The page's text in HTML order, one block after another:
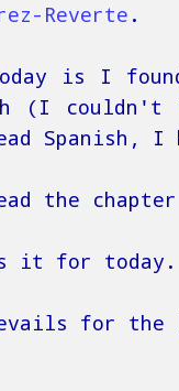
Reverte .
is I
(I
Spanish,
the
it for
for